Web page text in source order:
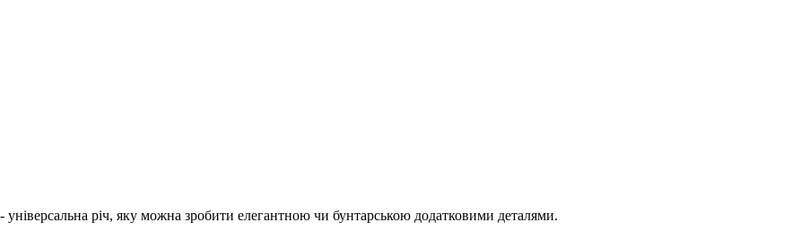
річ, яку можна зробити елегантною чи бунтарською додатковими деталями.